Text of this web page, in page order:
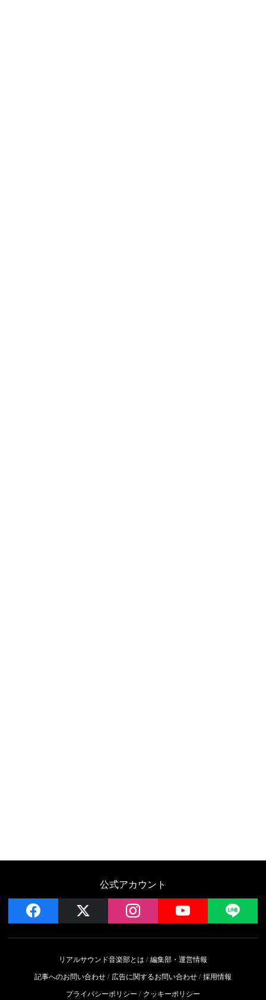
公式アカウント
facebook instagram YouTube
リアルサウンド音楽部とは
編集部・運営情報
記事へのお問い合わせ
広告に関するお問い合わせ 採用情報
プライバシーポリシー
クッキーポリシー